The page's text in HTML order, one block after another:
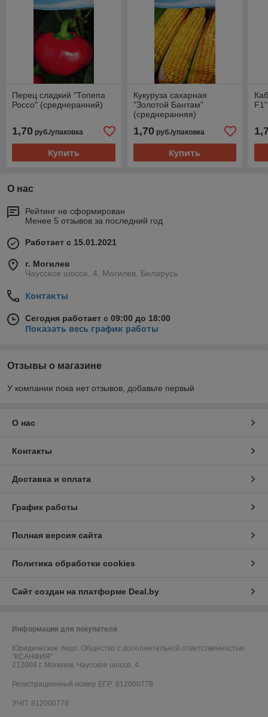
Перец сладкий "Топепа
Россо" (среднеранний)
1,70 руб./упаковка
Купить
Кукуруза сахарная
"Золотой Бантам"
(среднеранняя)
1,70руб./упаковка
Купить
F1"
О нас
Рейтинг не сформирован
Менее 5 отзывов за последний год
Работает с 15.01.2021
г. Могилев
Чаусское шоссе, 4, Могилев, Беларусь
Контакты
Сегодня работает с 09:00 до 18:00
Показать весь график работы
Отзывы о магазине
У компании пока нет отзывов, добавьте первый
О нас
Контакты
Доставка и оплата
График работы
Полная версия сайта
Политика обработки cookies
Сайт создан на платформе Deal.by
Информация для покупателя
Юридическое лицо: Общество с дополнительной ответственностью
"КСАНФИЯ"
212004 г. Могилев, Чаусское шоссе, 4
Регистрационный номер ЕГР: 812000778
УНП: 812000778